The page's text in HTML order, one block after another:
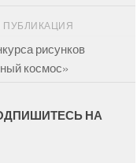
рисунков
космос»
НА